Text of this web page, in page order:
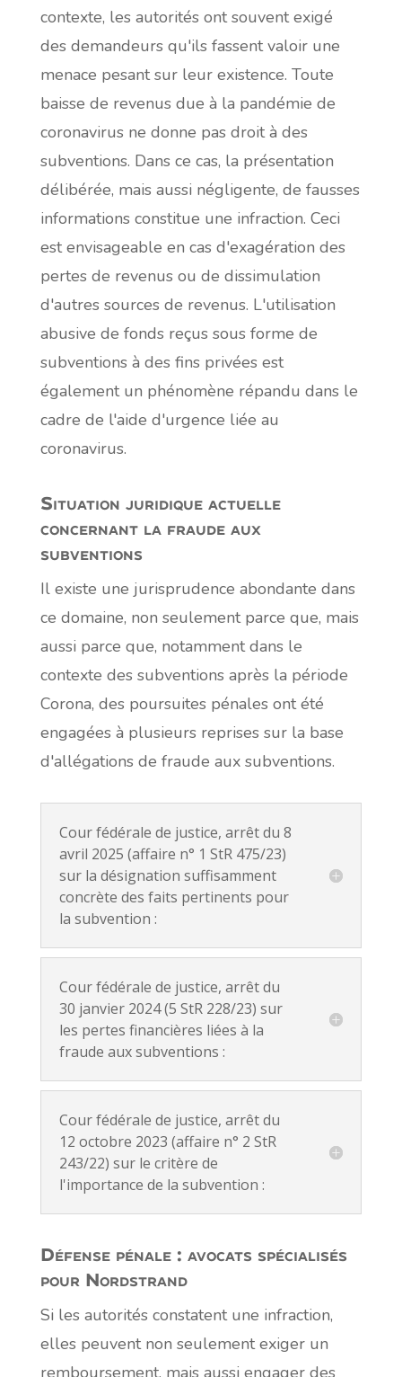
contexte, les autorités ont souvent exigé
des demandeurs qu'ils fassent valoir une
menace pesant sur leur existence. Toute
baisse de revenus due à la pandémie de
coronavirus ne donne pas droit à des
subventions. Dans ce cas, la présentation
délibérée, mais aussi négligente, de fausses
informations constitue une infraction. Ceci
est envisageable en cas d'exagération des
pertes de revenus ou de dissimulation
d'autres sources de revenus. L'utilisation
abusive de fonds reçus sous forme de
subventions à des fins privées est
également un phénomène répandu dans le
cadre de l'aide d'urgence liée au
coronavirus.
Situation juridique actuelle
concernant la fraude aux
subventions
Il existe une jurisprudence abondante dans
ce domaine, non seulement parce que, mais
aussi parce que, notamment dans le
contexte des subventions après la période
Corona, des poursuites pénales ont été
engagées à plusieurs reprises sur la base
d'allégations de fraude aux subventions.
Cour fédérale de justice, arrêt du 8
avril 2025 (affaire n° 1 StR 475/23)
sur la désignation suffisamment
concrète des faits pertinents pour
la subvention :
Cour fédérale de justice, arrêt du
30 janvier 2024 (5 StR 228/23) sur
les pertes financières liées à la
fraude aux subventions :
Cour fédérale de justice, arrêt du
12 octobre 2023 (affaire n° 2 StR
243/22) sur le critère de
l'importance de la subvention :
Défense pénale : avocats spécialisés
pour Nordstrand
Si les autorités constatent une infraction,
elles peuvent non seulement exiger un
remboursement, mais aussi engager des